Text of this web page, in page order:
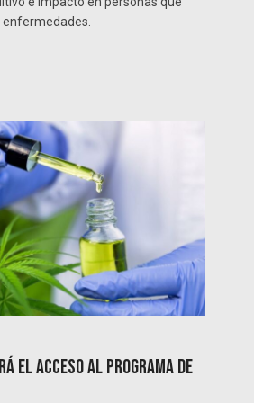
enfermedades.
el acceso al programa de